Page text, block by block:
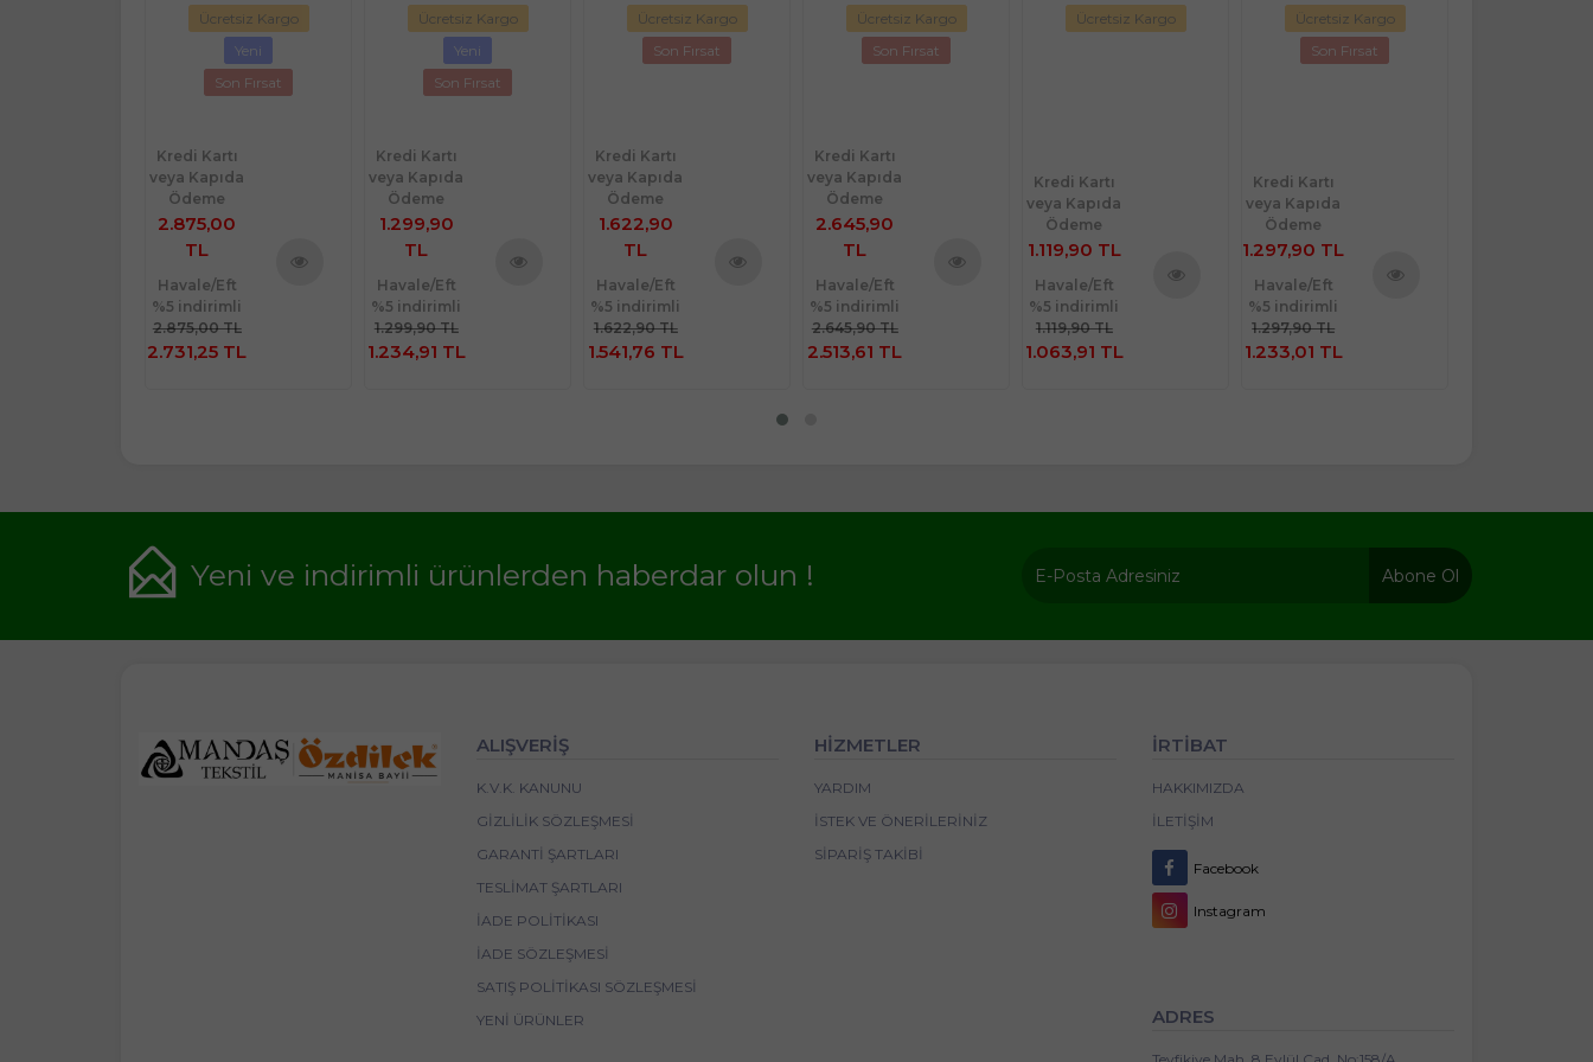
Ücretsiz Kargo
Yeni
Son Fırsat
Kredi Kartı
veya Kapıda
Ödeme
2.875,00
TL
Havale/Eft
%5 indirimli
2.875,00 TL
2.731,25 TL
Ücretsiz Kargo
Yeni
Son Fırsat
Kredi Kartı
veya Kapıda
Ödeme
1.299,90
TL
Havale/Eft
%5 indirimli
1.299,90 TL
1.234,91 TL
Ücretsiz Kargo
Son Fırsat
Kredi Kartı
veya Kapıda
Ödeme
1.622,90
TL
Havale/Eft
%5 indirimli
1.622,90 TL
1.541,76 TL
Ücretsiz Kargo
Son Fırsat
Kredi Kartı
veya Kapıda
Ödeme
2.645,90
TL
Havale/Eft
%5 indirimli
2.645,90 TL
2.513,61 TL
Ücretsiz Kargo
Kredi Kartı
veya Kapıda
Ödeme
1.119,90 TL
Havale/Eft
%5 indirimli
1.119,90 TL
1.063,91 TL
Ücretsiz Kargo
Son Fırsat
Kredi Kartı
veya Kapıda
Ödeme
1.297,90 TL
Havale/Eft
%5 indirimli
1.297,90 TL
1.233,01 TL
Yeni ve indirimli ürünlerden haberdar olun ! Abone Ol
ALIŞVERİŞ
K.V.K. KANUNU
GIZLILIK SÖZLEŞMESI
GARANTI ŞARTLARI
TESLIMAT ŞARTLARI
İADE POLITIKASI
İADE SÖZLEŞMESI
SATIŞ POLITIKASI SÖZLEŞMESI
YENI ÜRÜNLER
HİZMETLER
YARDIM
İSTEK VE ÖNERILERINIZ
SIPARIŞ TAKIBI
İRTİBAT
HAKKIMIZDA
İLETIŞIM
Facebook
Instagram
ADRES